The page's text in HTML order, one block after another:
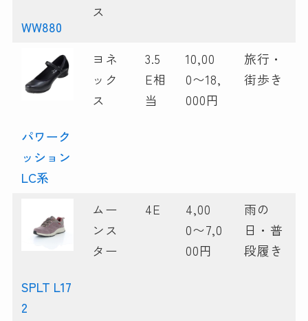
WW880
ス
パワーク
ッション
LC系
ヨネ
ック
ス
3.5
E相
当
10,00
0〜18,
000円
旅行・
街歩き
SPLT L17
2
ムー
ンス
ター
4E
4,00
0〜7,0
00円
雨の
日・普
段履き